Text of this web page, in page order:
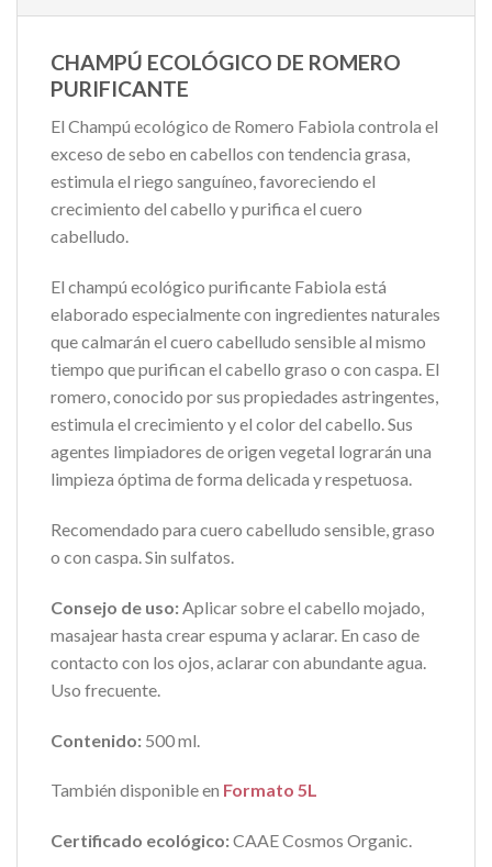
CHAMPÚ ECOLÓGICO DE ROMERO
PURIFICANTE
El Champú ecológico de Romero Fabiola controla el
exceso de sebo en cabellos con tendencia grasa,
estimula el riego sanguíneo, favoreciendo el
crecimiento del cabello y purifica el cuero
cabelludo.
El champú ecológico purificante Fabiola está
elaborado especialmente con ingredientes naturales
que calmarán el cuero cabelludo sensible al mismo
tiempo que purifican el cabello graso o con caspa. El
romero, conocido por sus propiedades astringentes,
estimula el crecimiento y el color del cabello. Sus
agentes limpiadores de origen vegetal lograrán una
limpieza óptima de forma delicada y respetuosa.
Recomendado para cuero cabelludo sensible, graso
o con caspa. Sin sulfatos.
Consejo de uso:Aplicar sobre el cabello mojado,
masajear hasta crear espuma y aclarar. En caso de
contacto con los ojos, aclarar con abundante agua.
Uso frecuente.
Contenido: 500 ml.
También disponible en Formato 5L
Certificado ecológico:CAAE Cosmos Organic.